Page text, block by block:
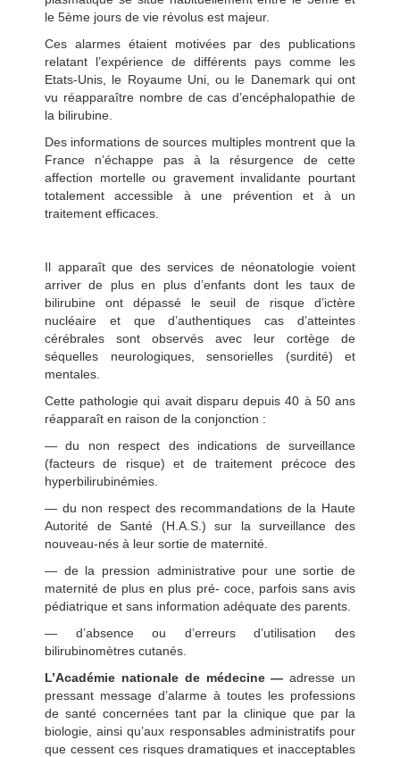
le 5ème jours de vie révolus est majeur.
Ces alarmes étaient motivées par des publications
relatant l’expérience de différents pays comme les
Etats-Unis, le Royaume Uni, ou le Danemark qui ont
vu réapparaître nombre de cas d’encéphalopathie de
la bilirubine.
Des informations de sources multiples montrent que la
France n’échappe pas à la résurgence de cette
affection mortelle ou gravement invalidante pourtant
totalement accessible à une prévention et à un
traitement efficaces.
Il apparaît que des services de néonatologie voient
arriver de plus en plus d’enfants dont les taux de
bilirubine ont dépassé le seuil de risque d’ictère
nucléaire et que d’authentiques cas d’atteintes
cérébrales sont observés avec leur cortège de
séquelles neurologiques, sensorielles (surdité) et
mentales.
Cette pathologie qui avait disparu depuis 40 à 50 ans
réapparaît en raison de la conjonction :
— du non respect des indications de surveillance
(facteurs de risque) et de traitement précoce des
hyperbilirubinémies.
— du non respect des recommandations de la Haute
Autorité de Santé (H.A.S.) sur la surveillance des
nouveau-nés à leur sortie de maternité.
— de la pression administrative pour une sortie de
maternité de plus en plus pré- coce, parfois sans avis
pédiatrique et sans information adéquate des parents.
— d’absence ou d’erreurs d’utilisation des
bilirubinomètres cutanés.
L’Académie nationale de médecine—adresse un
pressant message d’alarme à toutes les professions
de santé concernées tant par la clinique que par la
biologie, ainsi qu’aux responsables administratifs pour
que cessent ces risques dramatiques et inacceptables